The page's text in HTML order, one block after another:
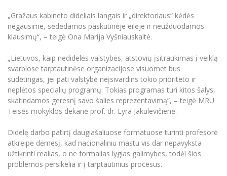
„Gražaus kabineto dideliais langais ir „direktoriaus“ kėdės
negausime, sėdėdamos paskutinėje eilėje ir neužduodamos
klausimų“, – teigė Ona Marija Vyšniauskaitė.
„Lietuvos, kaip nedidelės valstybės, atstovių įsitraukimas į veiklą
svarbiose tarptautinėse organizacijose visuomet bus
sudėtingas, jei pati valstybė neįsivardins tokio prioriteto ir
neplėtos specialių programų. Tokias programas turi kitos šalys,
skatindamos geresnį savo šalies reprezentavimą”, – teigė MRU
Teisės mokyklos dekanė prof. dr. Lyra Jakulevičienė.
Didelę darbo patirtį daugiašaliuose formatuose turinti profesorė
atkreipė dėmesį, kad nacionaliniu mastu vis dar nepavyksta
užtikrinti realias, o ne formalias lygias galimybes, todėl šios
problemos persikelia ir į tarptautinius procesus.